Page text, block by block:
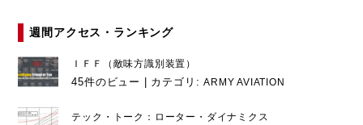
週間アクセス・ランキング
ＩＦＦ（敵味方識別装置）
45件のビュー カテゴリ:ARMY AVIATION
テック・トーク：ローター・ダイナミクス